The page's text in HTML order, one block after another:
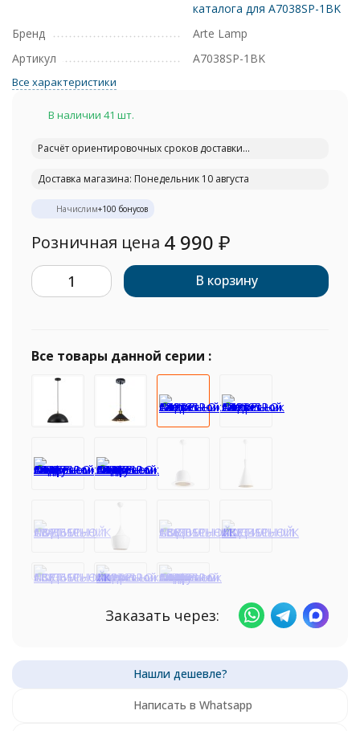
каталога для A7038SP-1BK
Бренд
Arte Lamp
Артикул
A7038SP-1BK
Все характеристики
В наличии 41 шт.
Расчёт ориентировочных сроков доставки...
Доставка магазина: Понедельник 10 августа
Начислим+100 бонусов
Розничная цена 4 990 ₽
В корзину
Все товары данной серии :
Заказать через:
Написать в Whatsapp